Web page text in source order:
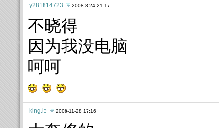
y281814723 2008-8-24 21:17
不晓得
因为我没电脑
呵呵
king.le 2008-11-28 17:16